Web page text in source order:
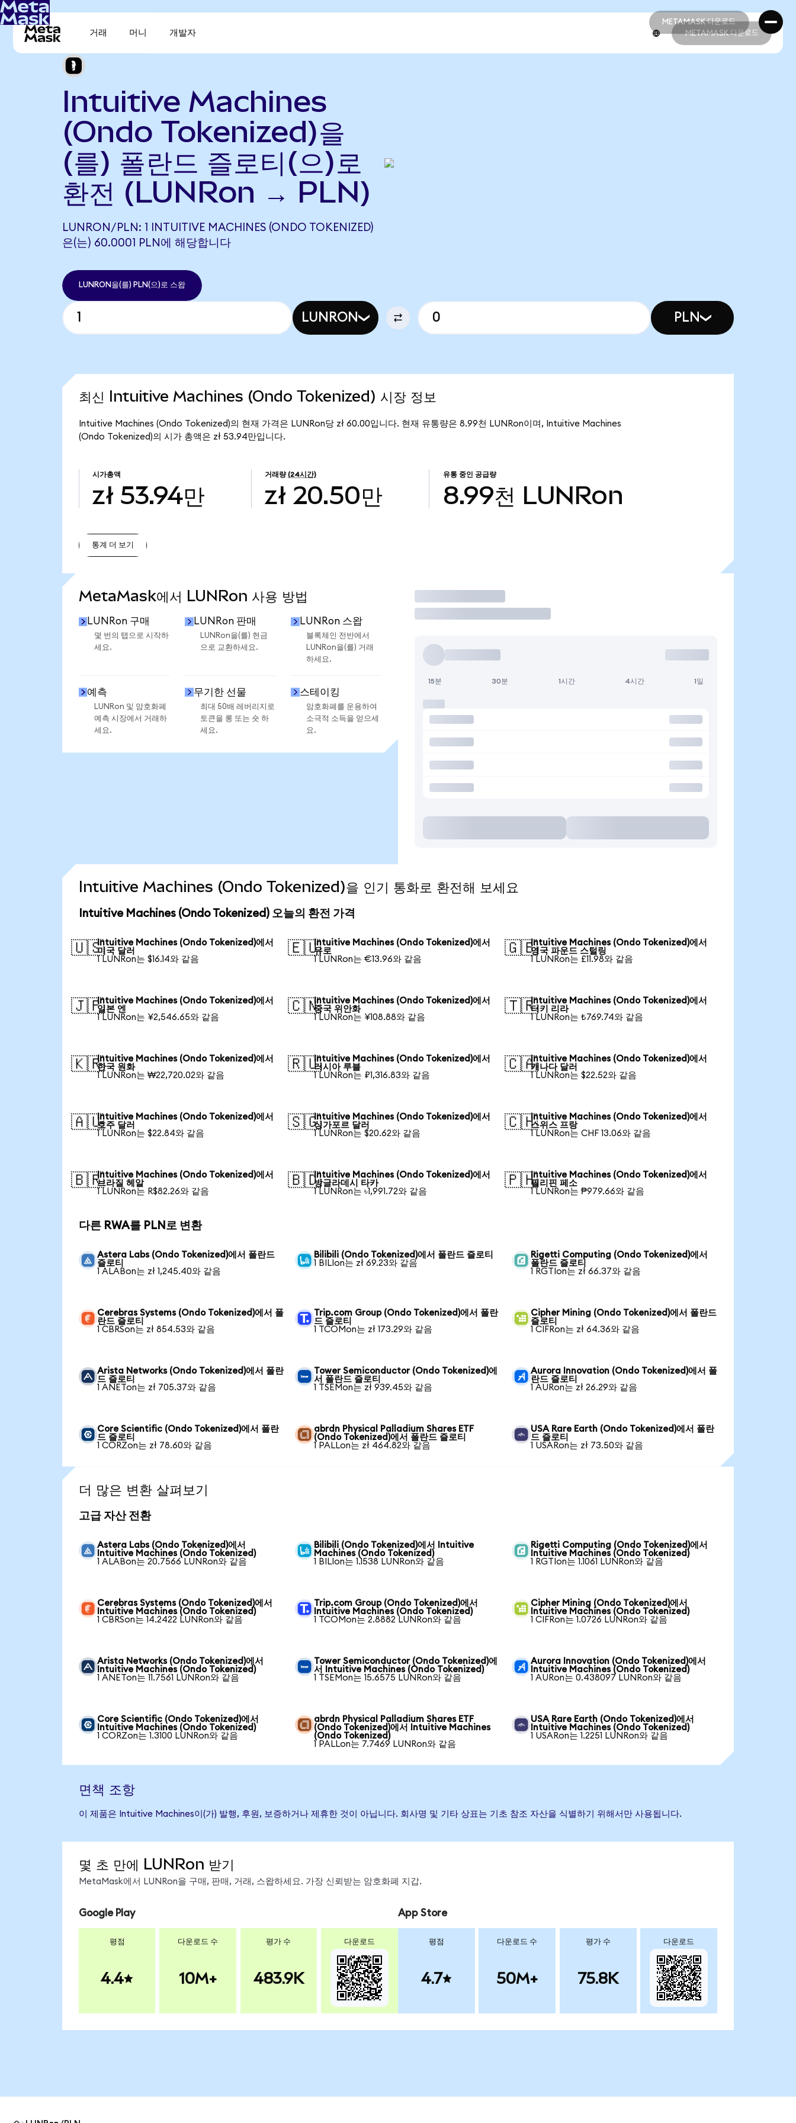
METAMASK 다운로드
METAMASK 다운로드
거래 머니 개발자 METAMASK 다운로드
Intuitive Machines
(Ondo Tokenized)을
(를) 폴란드 즐로티(으)로
환전 (LUNRon → PLN)
LUNRON/PLN: 1 INTUITIVE MACHINES (ONDO TOKENIZED)
은(는) 60.0001 PLN에 해당합니다
LUNRON을(를) PLN(으)로 스왑
LUNRON PLN
최신 Intuitive Machines (Ondo Tokenized) 시장 정보
Intuitive Machines (Ondo Tokenized)의 현재 가격은 LUNRon당 zł 60.00입니다. 현재 유통량은 8.99천 LUNRon이며, Intuitive Machines
(Ondo Tokenized)의 시가 총액은 zł 53.94만입니다.
시가총액
zł 53.94만
거래량 (24시간)
zł 20.50만
유통 중인 공급량
8.99천 LUNRon
통계 더 보기
MetaMask에서 LUNRon 사용 방법
LUNRon 구매
몇 번의 탭으로 시작하
세요.
LUNRon 판매
LUNRon을(를) 현금
으로 교환하세요.
LUNRon 스왑
블록체인 전반에서
LUNRon을(를) 거래
하세요.
예측
LUNRon 및 암호화폐
예측 시장에서 거래하
세요.
무기한 선물
최대 50배 레버리지로
토큰을 롱 또는 숏 하
세요.
스테이킹
암호화폐를 운용하여
소극적 소득을 얻으세
요.
거래
15분 30분 1시간 4시간 1일
Intuitive Machines (Ondo Tokenized)을 인기 통화로 환전해 보세요
Intuitive Machines (Ondo Tokenized) 오늘의 환전 가격
🇺🇸Intuitive Machines (Ondo Tokenized)에서
미국 달러
1 LUNRon는 $16.14와 같음
🇪🇺Intuitive Machines (Ondo Tokenized)에서
유로
1 LUNRon는 €13.96와 같음
🇬🇧Intuitive Machines (Ondo Tokenized)에서
영국 파운드 스털링
1 LUNRon는 £11.98와 같음
🇯🇵Intuitive Machines (Ondo Tokenized)에서
일본 엔
1 LUNRon는 ¥2,546.65와 같음
🇨🇳Intuitive Machines (Ondo Tokenized)에서
중국 위안화
1 LUNRon는 ¥108.88와 같음
🇹🇷Intuitive Machines (Ondo Tokenized)에서
터키 리라
1 LUNRon는 ₺769.74와 같음
🇰🇷Intuitive Machines (Ondo Tokenized)에서
한국 원화
1 LUNRon는 ₩22,720.02와 같음
🇷🇺Intuitive Machines (Ondo Tokenized)에서
러시아 루블
1 LUNRon는 ₽1,316.83와 같음
🇨🇦Intuitive Machines (Ondo Tokenized)에서
캐나다 달러
1 LUNRon는 $22.52와 같음
🇦🇺Intuitive Machines (Ondo Tokenized)에서
호주 달러
1 LUNRon는 $22.84와 같음
🇸🇬Intuitive Machines (Ondo Tokenized)에서
싱가포르 달러
1 LUNRon는 $20.62와 같음
🇨🇭Intuitive Machines (Ondo Tokenized)에서
스위스 프랑
1 LUNRon는 CHF 13.06와 같음
🇧🇷Intuitive Machines (Ondo Tokenized)에서
브라질 헤알
1 LUNRon는 R$82.26와 같음
🇧🇩Intuitive Machines (Ondo Tokenized)에서
방글라데시 타카
1 LUNRon는 ৳1,991.72와 같음
🇵🇭Intuitive Machines (Ondo Tokenized)에서
필리핀 페소
1 LUNRon는 ₱979.66와 같음
다른 RWA를 PLN로 변환
Astera Labs (Ondo Tokenized)에서 폴란드
즐로티
1 ALABon는 zł 1,245.40와 같음
Bilibili (Ondo Tokenized)에서 폴란드 즐로티
1 BILIon는 zł 69.23와 같음
Rigetti Computing (Ondo Tokenized)에서
폴란드 즐로티
1 RGTIon는 zł 66.37와 같음
Cerebras Systems (Ondo Tokenized)에서 폴
란드 즐로티
1 CBRSon는 zł 854.53와 같음
Trip.com Group (Ondo Tokenized)에서 폴란
드 즐로티
1 TCOMon는 zł 173.29와 같음
Cipher Mining (Ondo Tokenized)에서 폴란드
즐로티
1 CIFRon는 zł 64.36와 같음
Arista Networks (Ondo Tokenized)에서 폴란
드 즐로티
1 ANETon는 zł 705.37와 같음
Tower Semiconductor (Ondo Tokenized)에
서 폴란드 즐로티
1 TSEMon는 zł 939.45와 같음
Aurora Innovation (Ondo Tokenized)에서 폴
란드 즐로티
1 AURon는 zł 26.29와 같음
Core Scientific (Ondo Tokenized)에서 폴란
드 즐로티
1 CORZon는 zł 78.60와 같음
abrdn Physical Palladium Shares ETF
(Ondo Tokenized)에서 폴란드 즐로티
1 PALLon는 zł 464.82와 같음
USA Rare Earth (Ondo Tokenized)에서 폴란
드 즐로티
1 USARon는 zł 73.50와 같음
더 많은 변환 살펴보기
고급 자산 전환
Astera Labs (Ondo Tokenized)에서
Intuitive Machines (Ondo Tokenized)
1 ALABon는 20.7566 LUNRon와 같음
Bilibili (Ondo Tokenized)에서 Intuitive
Machines (Ondo Tokenized)
1 BILIon는 1.1538 LUNRon와 같음
Rigetti Computing (Ondo Tokenized)에서
Intuitive Machines (Ondo Tokenized)
1 RGTIon는 1.1061 LUNRon와 같음
Cerebras Systems (Ondo Tokenized)에서
Intuitive Machines (Ondo Tokenized)
1 CBRSon는 14.2422 LUNRon와 같음
Trip.com Group (Ondo Tokenized)에서
Intuitive Machines (Ondo Tokenized)
1 TCOMon는 2.8882 LUNRon와 같음
Cipher Mining (Ondo Tokenized)에서
Intuitive Machines (Ondo Tokenized)
1 CIFRon는 1.0726 LUNRon와 같음
Arista Networks (Ondo Tokenized)에서
Intuitive Machines (Ondo Tokenized)
1 ANETon는 11.7561 LUNRon와 같음
Tower Semiconductor (Ondo Tokenized)에
서 Intuitive Machines (Ondo Tokenized)
1 TSEMon는 15.6575 LUNRon와 같음
Aurora Innovation (Ondo Tokenized)에서
Intuitive Machines (Ondo Tokenized)
1 AURon는 0.438097 LUNRon와 같음
Core Scientific (Ondo Tokenized)에서
Intuitive Machines (Ondo Tokenized)
1 CORZon는 1.3100 LUNRon와 같음
abrdn Physical Palladium Shares ETF
(Ondo Tokenized)에서 Intuitive Machines
(Ondo Tokenized)
1 PALLon는 7.7469 LUNRon와 같음
USA Rare Earth (Ondo Tokenized)에서
Intuitive Machines (Ondo Tokenized)
1 USARon는 1.2251 LUNRon와 같음
면책 조항
이 제품은 Intuitive Machines이(가) 발행, 후원, 보증하거나 제휴한 것이 아닙니다. 회사명 및 기타 상표는 기초 참조 자산을 식별하기 위해서만 사용됩니다.
몇 초 만에 LUNRon 받기
MetaMask에서 LUNRon을 구매, 판매, 거래, 스왑하세요. 가장 신뢰받는 암호화폐 지갑.
Google Play
평점
4.4
다운로드 수
10M+
평가 수
483.9K
다운로드
App Store
평점
4.7
다운로드 수
50M+
평가 수
75.8K
다운로드